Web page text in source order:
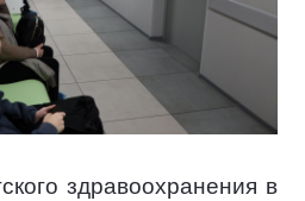
здравоохранения в